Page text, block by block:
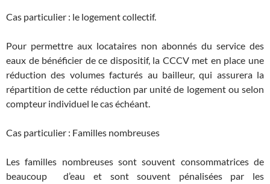
Cas particulier : le logement collectif.
Pour permettre aux locataires non abonnés du service des
eaux de bénéficier de ce dispositif, la CCCV met en place une
réduction des volumes facturés au bailleur, qui assurera la
répartition de cette réduction par unité de logement ou selon
compteur individuel le cas échéant.
Cas particulier : Familles nombreuses
Les familles nombreuses sont souvent consommatrices de
beaucoup d’eau et sont souvent pénalisées par les